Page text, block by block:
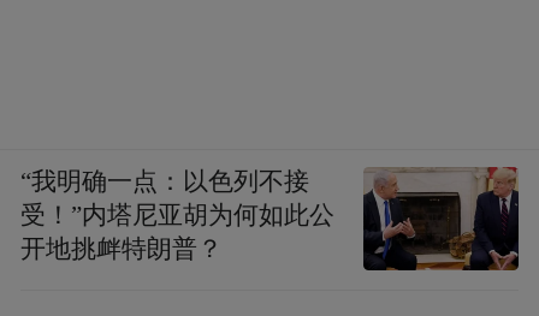
“我明确一点：以色列不接
受！”内塔尼亚胡为何如此公
开地挑衅特朗普？